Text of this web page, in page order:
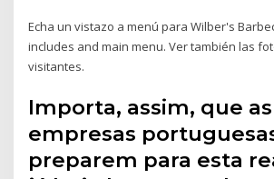
Echa un vistazo a menú para Wilber's
includes and main menu. Ver también las
visitantes.
Importa, assim, que as
empresas
preparem para esta